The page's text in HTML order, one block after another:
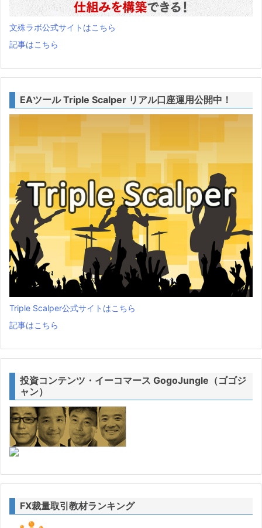
文殊ラボ公式サイトはこちら
記事はこちら
EAツール Triple Scalper リアル口座運用公開中！
Triple Scalper公式サイトはこちら
記事はこちら
投資コンテンツ・イーコマース GogoJungle（ゴゴジ
ャン）
FX裁量取引教材ランキング